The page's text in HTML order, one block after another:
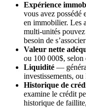
Expérience
vous avez possédé
en immobilier. Les
multi-unités
besoin de
Valeur nette
ou 100 000$, selon
Liquidité —
investissements,
Historique de
examine le crédit
historique de